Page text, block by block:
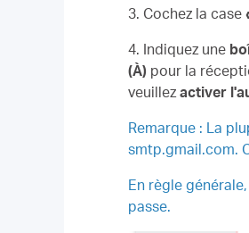
3. Cochez la case
4. Indiquez une
(À) pour la
veuillezactiver
Remarque : La
smtp.gmail.com.
En règle
passe.